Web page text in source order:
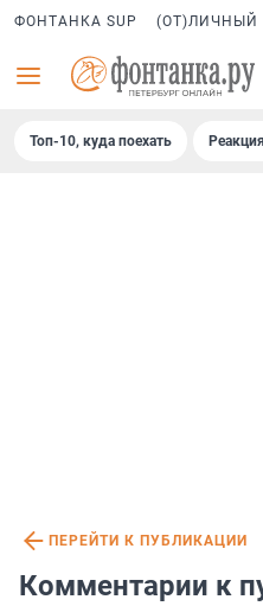
ФОНТАНКА SUP (ОТ)ЛИЧНЫЙ
Топ-10, куда поехать
ПЕРЕЙТИ К ПУБЛИКАЦИИ
Комментарии к